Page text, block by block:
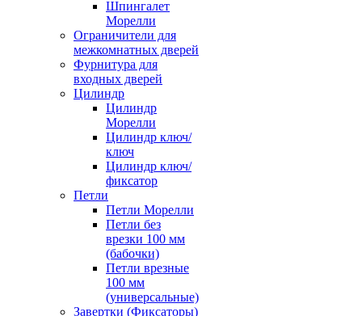
Шпингалет
Морелли
Ограничители для
межкомнатных дверей
Фурнитура для
входных дверей
Цилиндр
Цилиндр
Морелли
Цилиндр ключ/
ключ
Цилиндр ключ/
фиксатор
Петли
Петли Морелли
Петли без
врезки 100 мм
(бабочки)
Петли врезные
100 мм
(универсальные)
Завертки (Фиксаторы)